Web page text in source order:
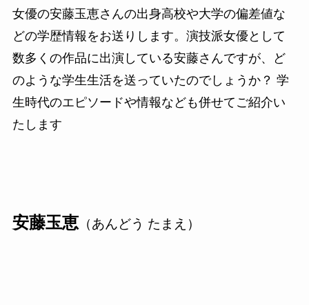
女優の安藤玉恵さんの出身高校や大学の偏差値な
どの学歴情報をお送りします。演技派女優として
数多くの作品に出演している安藤さんですが、ど
のような学生生活を送っていたのでしょうか？ 学
生時代のエピソードや情報なども併せてご紹介い
たします
安藤玉恵 （あんどう たまえ）